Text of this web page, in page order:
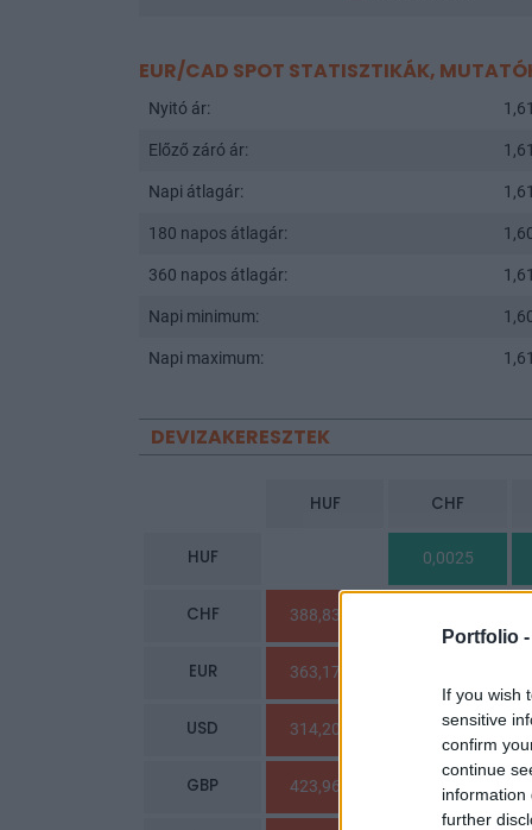
Portfolio -
If you wish
sensitive
confirm
continue
information
further
EUR/CAD SPOT STATISZTIKÁK,
Nyitó ár:
Előző záró ár:
Napi átlagár:
180 napos átlagár:
360 napos átlagár:
Napi minimum:
Napi maximum:
DEVIZAKERESZTEK
HUF CHF
HUF 0,0025
CHF 388,8370
EUR 363,1790
USD 314,2095 0,8080
GBP 423,9613 1,0902